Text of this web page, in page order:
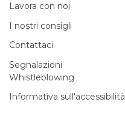
Lavora con noi
I nostri consigli
Contattaci
Segnalazioni
Whistleblowing
Informativa sull'accessibilità